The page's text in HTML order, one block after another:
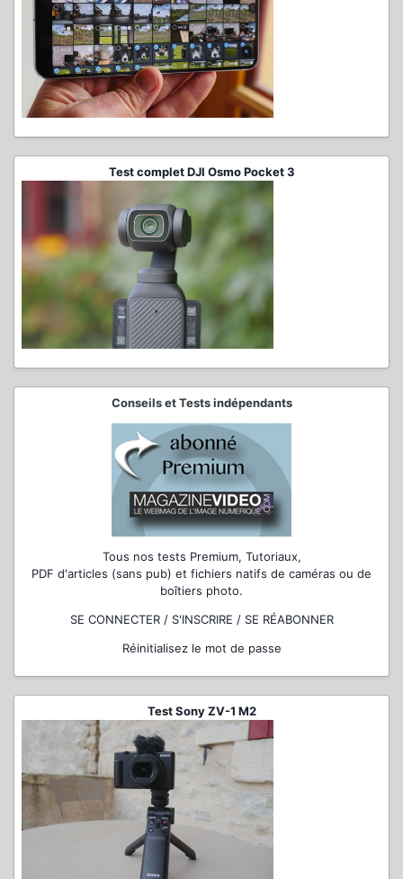
Test complet DJI Osmo Pocket 3
Conseils et Tests indépendants
Tous nos tests Premium, Tutoriaux,
PDF d'articles (sans pub) et fichiers natifs de caméras ou de
boîtiers photo.
SE CONNECTER / S'INSCRIRE / SE RÉABONNER
Réinitialisez le mot de passe
Test Sony ZV-1 M2